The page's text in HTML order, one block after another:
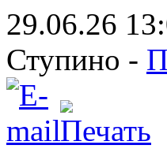
29.06.26
Ступино -